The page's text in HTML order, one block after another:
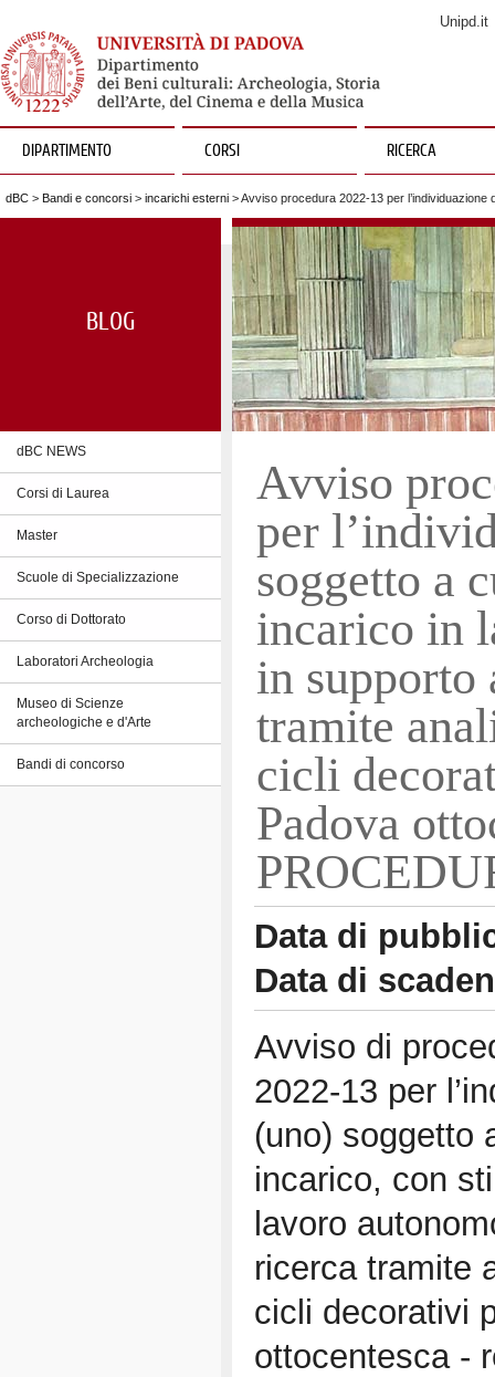
Unipd.it
DIPARTIMENTO CORSI RICERCA
dBC > Bandi e concorsi > incarichi esterni > Avviso procedura 2022-13 per
BLOG
dBC NEWS
Corsi di Laurea
Master
Scuole di Specializzazione
Corso di Dottorato
Laboratori Archeologia
Museo di Scienze
archeologiche e d'Arte
Bandi di concorso
Avviso
per
soggetto a
incarico in
in supporto
tramite
cicli
Padova
Data di
Data di
Avviso di
2022-13 per
(uno) soggetto
incarico, con
lavoro
ricerca tramite
cicli decorativi
ottocentesca -